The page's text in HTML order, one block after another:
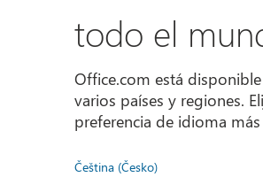
todo el
Office.com está
varios países y regiones.
preferencia de idioma
Čeština (Česko)